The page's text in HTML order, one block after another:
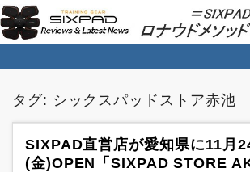
SIXPAD EMS★ロナウドメ
メイク
タグ: シックスパッドストア赤池
SIXPAD直営店が愛知県に11月
(金)OPEN「SIXPAD STORE